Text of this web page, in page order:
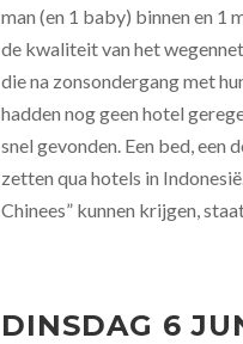
man (en 1 baby) binnen en 1
de kwaliteit van het
die na zonsondergang met
hadden nog geen hotel
snel gevonden. Een bed,
zetten qua hotels in
Chinees” kunnen krijgen,
DINSDAG 6